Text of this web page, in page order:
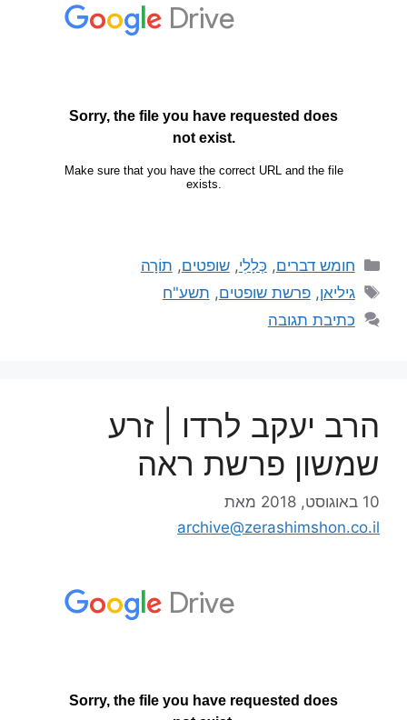
חומש דברים, כְּלָלִי,שופטים, תוֹרָה
גיליאן,פרשת שופטים, תשע"ח
כתיבת תגובה
הרב יעקב לרדו | זרע
שמשון פרשת ראה
10 באוגוסט, 2018
מאת
archive@zerashimshon.co.il